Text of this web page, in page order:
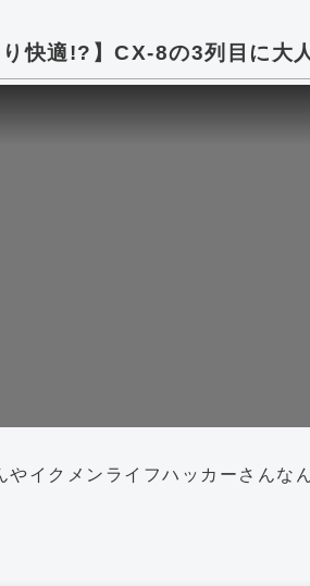
り快適!?】CX-8の3列目に大
やイクメンライフハッカーさんな